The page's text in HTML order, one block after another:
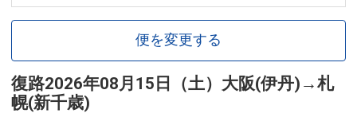
便を変更する
復路2026年08月15日（土） 大阪(伊丹) →札
幌(新千歳)